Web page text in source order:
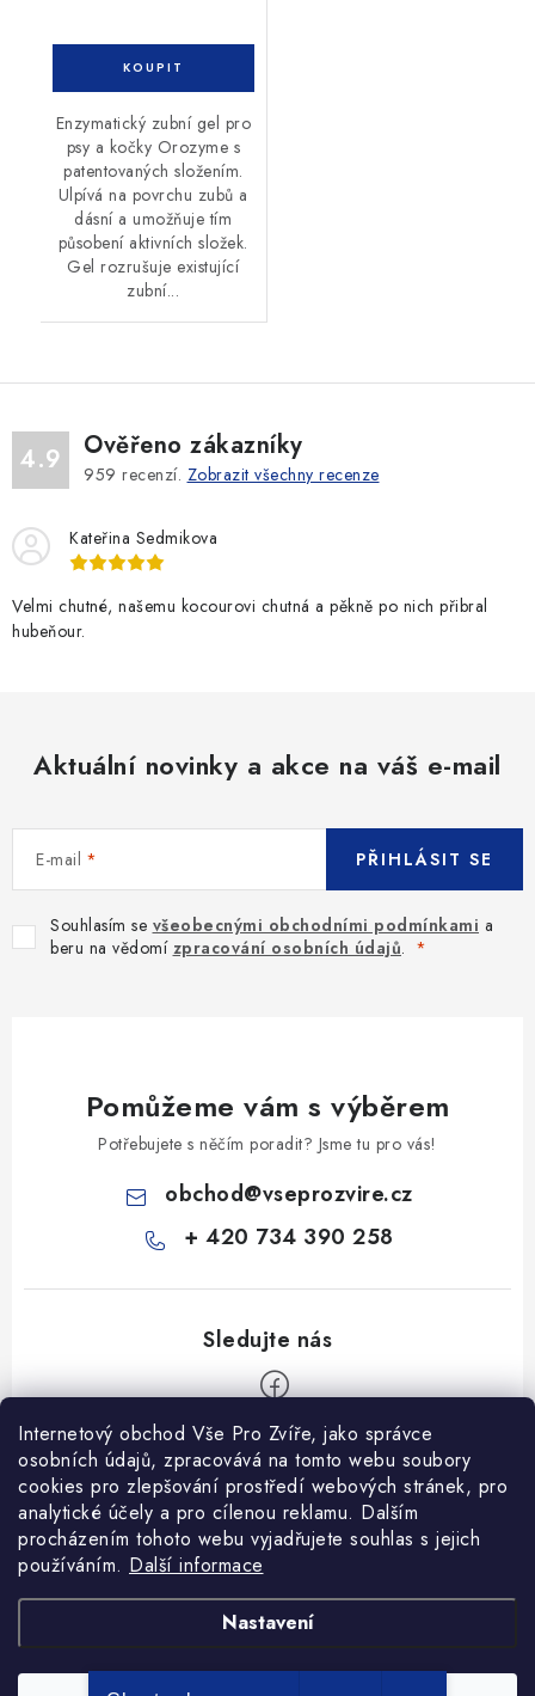
Internetový obchod Vše Pro Zvíře, jako správce
osobních údajů, zpracovává na tomto webu soubory
cookies pro zlepšování prostředí webových stránek, pro
analytické účely a pro cílenou reklamu. Dalším
procházením tohoto webu vyjadřujete souhlas s jejich
používáním. Další informace
Nastavení
Enzymatický zubní gel pro
psy a kočky Orozyme s
patentovaných složením.
Ulpívá na povrchu zubů a
dásní a umožňuje tím
působení aktivních složek.
Gel rozrušuje existující
zubní...
4.9 Ověřeno zákazníky
959 recenzí. Zobrazit všechny recenze
Kateřina Sedmikova
Velmi chutné, našemu kocourovi chutná a pěkně po nich přibral
hubeňour.
Aktuální novinky a akce na váš e-mail
E-mail
Souhlasím se všeobecnými obchodními podmínkami a
beru na vědomí zpracování osobních údajů.
PŘIHLÁSIT SE
Pomůžeme vám s výběrem
Potřebujete s něčím poradit? Jsme tu pro vás!
obchod@vseprozvire.cz
+ 420 734 390 258
Informace pro Vás
Ceník dopravy
Kontakty
Obchodní podmínky
Podmínky ochrany osobních údajů
Heuréka recenze